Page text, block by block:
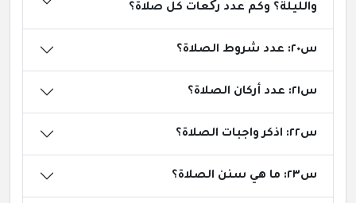
والليلة؟ وكم عدد رکعات كل صلاة؟
س٢٠: عدد شروط الصلاة؟
س٢١: عدد أركان الصلاة؟
س٢٢: اذكر واجبات الصلاة؟
س٢٣: ما هي سنن الصلاة؟